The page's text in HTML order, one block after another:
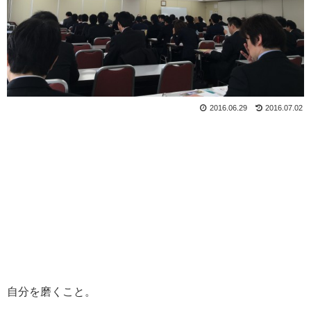
2016.07.02
2016.06.29
自分を磨くこと。